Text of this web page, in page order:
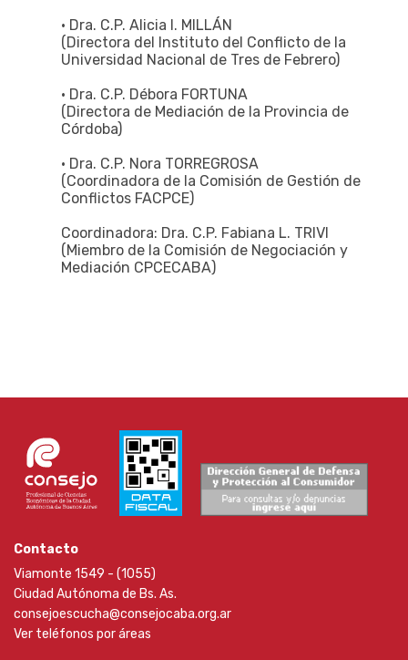
• Dra. C.P. Alicia I. MILLÁN
(Directora del Instituto del Conflicto de la
Universidad Nacional de Tres de Febrero)
• Dra. C.P. Débora FORTUNA
(Directora de Mediación de la Provincia de
Córdoba)
• Dra. C.P. Nora TORREGROSA
(Coordinadora de la Comisión de Gestión de
Conflictos FACPCE)
Coordinadora: Dra. C.P. Fabiana L. TRIVI
(Miembro de la Comisión de Negociación y
Mediación CPCECABA)
Contacto
Viamonte 1549 - (1055)
Ciudad Autónoma de Bs. As.
consejoescucha@consejocaba.org.ar
Ver teléfonos por áreas